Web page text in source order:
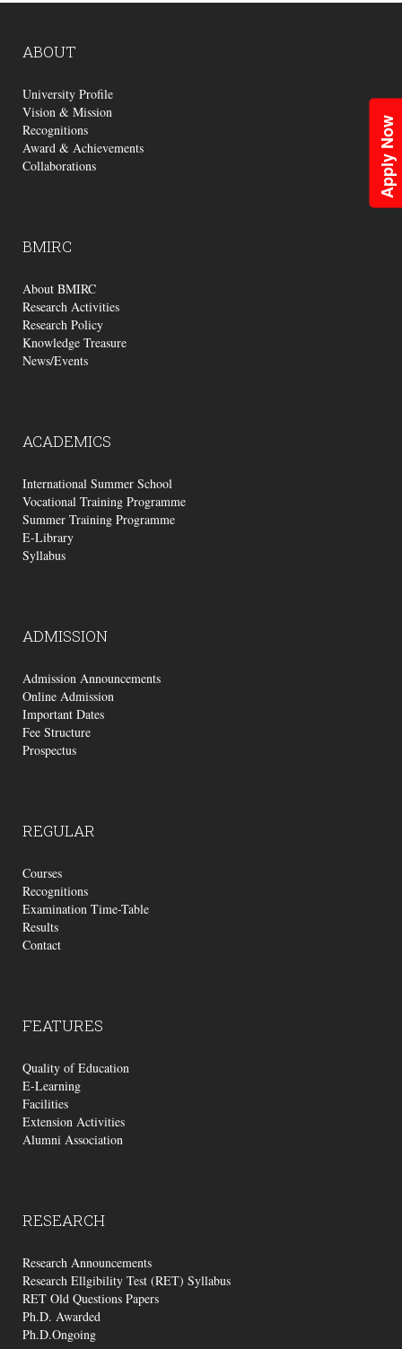
Apply Now
ABOUT
University Profile
Vision & Mission
Recognitions
Award & Achievements
Collaborations
BMIRC
About BMIRC
Research Activities
Research Policy
Knowledge Treasure
News/Events
ACADEMICS
International Summer School
Vocational Training Programme
Summer Training Programme
E-Library
Syllabus
ADMISSION
Admission Announcements
Online Admission
Important Dates
Fee Structure
Prospectus
REGULAR
Courses
Recognitions
Examination Time-Table
Results
Contact
FEATURES
Quality of Education
E-Learning
Facilities
Extension Activities
Alumni Association
RESEARCH
Research Announcements
Research Ellgibility Test (RET) Syllabus
RET Old Questions Papers
Ph.D. Awarded
Ph.D.Ongoing